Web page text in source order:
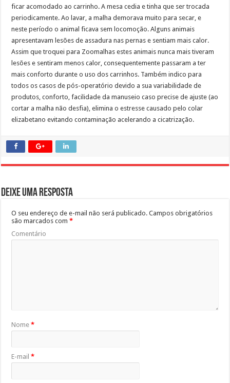
ficar acomodado ao carrinho. A mesa cedia e tinha que ser trocada
periodicamente. Ao lavar, a malha demorava muito para secar, e
neste período o animal ficava sem locomoção. Alguns animais
apresentavam lesões de assadura nas pernas e sentiam mais calor.
Assim que troquei para Zoomalhas estes animais nunca mais tiveram
lesões e sentiram menos calor, consequentemente passaram a ter
mais conforto durante o uso dos carrinhos. Também indico para
todos os casos de pós-operatório devido a sua variabilidade de
produtos, conforto, facilidade da manuseio caso precise de ajuste (ao
cortar a malha não desfia), elimina o estresse causado pelo colar
elizabetano evitando contaminação acelerando a cicatrização.
Deixe uma resposta
O seu endereço de e-mail não será publicado. Campos obrigatórios
são marcados com*
Comentário
Nome*
E-mail*